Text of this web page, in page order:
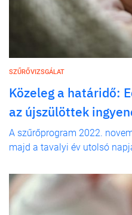
SZŰRŐVIZSGÁLAT
Közeleg a határidő:
az újszülöttek
A szűrőprogram 2022.
majd a tavalyi év utolsó